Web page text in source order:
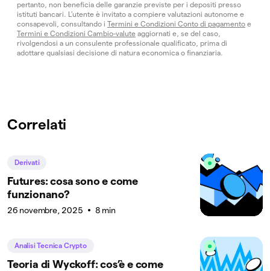
pertanto, non beneficia delle garanzie previste per i depositi presso
istituti bancari. L’utente è invitato a compiere valutazioni autonome e
consapevoli, consultando i Termini e Condizioni Conto di pagamento e
Termini e Condizioni Cambio-valute aggiornati e, se del caso,
rivolgendosi a un consulente professionale qualificato, prima di
adottare qualsiasi decisione di natura economica o finanziaria.
Correlati
Derivati
Futures: cosa sono e come
funzionano?
26 novembre, 2025 8 min
Analisi Tecnica Crypto
Teoria di Wyckoff: cos’è e come